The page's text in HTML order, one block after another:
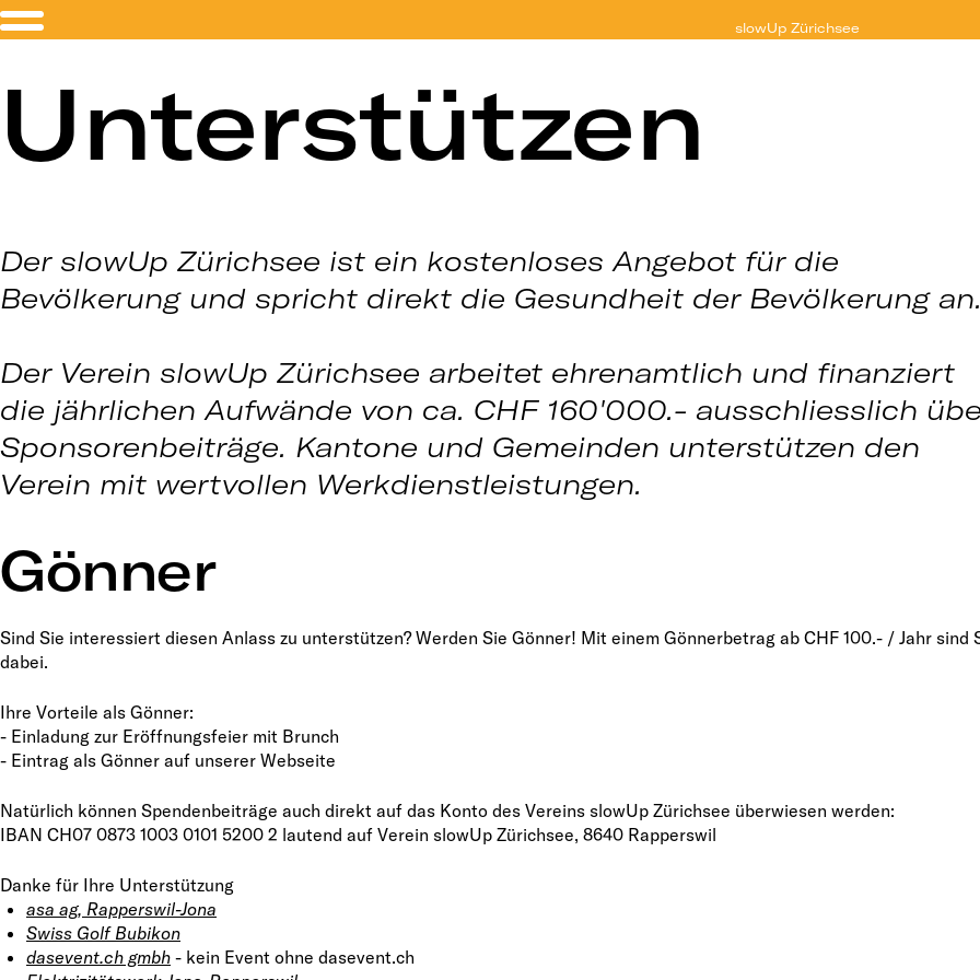
slowUp Zürichsee
Unterstützen
Der slowUp Zürichsee ist ein kostenloses Angebot für die
Bevölkerung und spricht direkt die Gesundheit der Bevölkerung
Der Verein slowUp Zürichsee arbeitet ehrenamtlich und finanziert
die jährlichen Aufwände von ca. CHF 160'000.- ausschliesslich
Sponsorenbeiträge. Kantone und Gemeinden unterstützen den
Verein mit wertvollen Werkdienstleistungen.
Gönner
Sind Sie interessiert diesen Anlass zu unterstützen? Werden Sie Gönner! Mit einem Gönnerbetrag ab CHF 100.- / Jahr sind
dabei.
Ihre Vorteile als Gönner:
- Einladung zur Eröffnungsfeier mit Brunch
- Eintrag als Gönner auf unserer Webseite
Natürlich können Spendenbeiträge auch direkt auf das Konto des Vereins slowUp Zürichsee überwiesen werden:
IBAN CH07 0873 1003 0101 5200 2 lautend auf Verein slowUp Zürichsee, 8640 Rapperswil
Danke für Ihre Unterstützung
asa ag, Rapperswil-Jona
Swiss Golf Bubikon
dasevent.ch gmbh - kein Event ohne dasevent.ch